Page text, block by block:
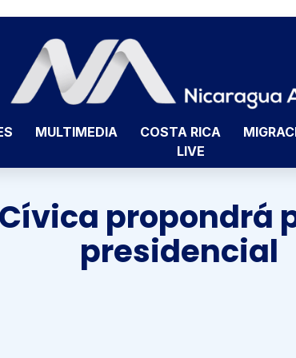
MULTIMEDIA COSTA RICA
LIVE
propondrá
presidencial